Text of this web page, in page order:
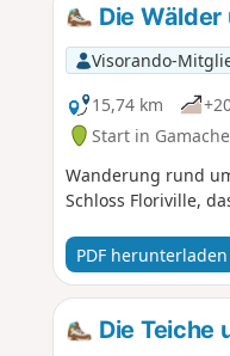
Die Wälder
Visorando-
15,74 km
Start in
Wanderung rund
Schloss Floriville,
PDF herunterladen
Die Teiche